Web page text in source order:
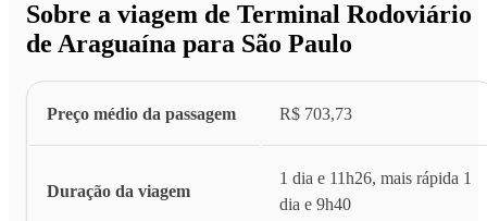
Sobre a viagem de Terminal Rodoviário
de Araguaína para São Paulo
Preço médio da passagem R$ 703,73
Duração da viagem
1 dia e 11h26, mais rápida 1
dia e 9h40